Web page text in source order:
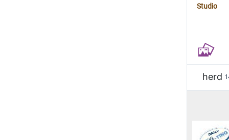
Studio
herd